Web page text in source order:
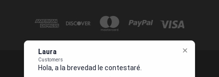
Laura
Customers
Hola, a la brevedad le contestaré. Describam
1234 OCEAN DRIVE SUITE 567 MIAMI, FL 33139 USA